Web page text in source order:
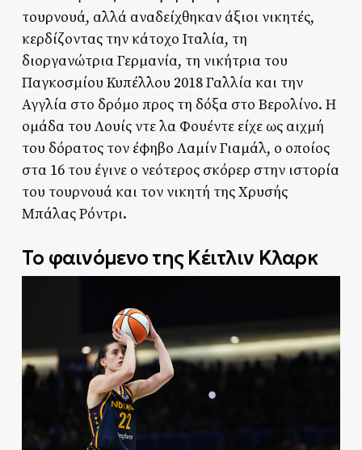
τουρνουά, αλλά αναδείχθηκαν άξιοι νικητές,
κερδίζοντας την κάτοχο Ιταλία, τη
διοργανώτρια Γερμανία, τη νικήτρια του
Παγκοσμίου Κυπέλλου 2018 Γαλλία και την
Αγγλία στο δρόμο προς τη δόξα στο Βερολίνο. Η
ομάδα του Λουίς ντε λα Φουέντε είχε ως αιχμή
του δόρατος τον έφηβο Λαμίν Γιαμάλ, ο οποίος
στα 16 του έγινε ο νεότερος σκόρερ στην ιστορία
του τουρνουά και τον νικητή της Χρυσής
Μπάλας Ρόντρι.
Το φαινόμενο της Κέιτλιν Κλαρκ